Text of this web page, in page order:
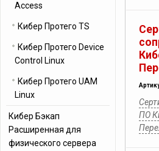
ПО
Access
Кибер Протего TS
Кибер Протего Device
Control Linux
Кибер Протего UAM
Linux
Кибер Бэкап
Расширенная для
физического сервера